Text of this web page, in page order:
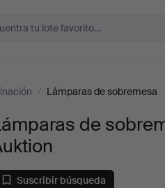
/ Lámparas de sobremesa
de
Suscribir búsqueda